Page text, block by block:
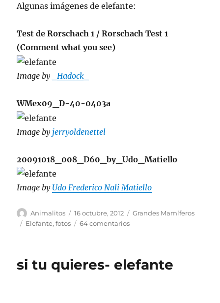
Algunas imágenes de elefante:
Test de Rorschach 1 / Rorschach Test 1
(Comment what you see)
Image by _Hadock_
WMex09_D-40-0403a
Image by jerryoldenettel
20091018_008_D60_by_Udo_Matiello
Image by Udo Frederico Nali Matiello
Autor
Animalitos
Publicado
el
16 octubre, 2012 Categorías
Grandes Mamíferos
Etiquetas
Elefante,fotos 64 comentariosen
si tu quieres- elefante